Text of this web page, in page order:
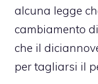
alcuna legge
cambiamento
che il
per tagliarsi il